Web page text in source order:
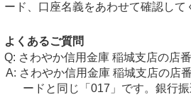
ード、口座名義をあわせて確認して
よくあるご質問
さわやか信用金庫 稲城支店の店
さわやか信用金庫 稲城支店の店
ードと同じ「017」です。銀行